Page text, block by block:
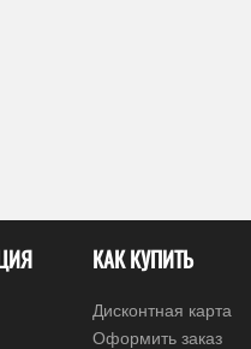
КАК КУПИТЬ
Дисконтная карта
Оформить заказ